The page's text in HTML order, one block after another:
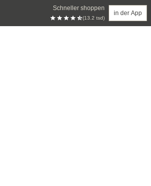
Schneller shoppen
(13.2 tsd)
in der App